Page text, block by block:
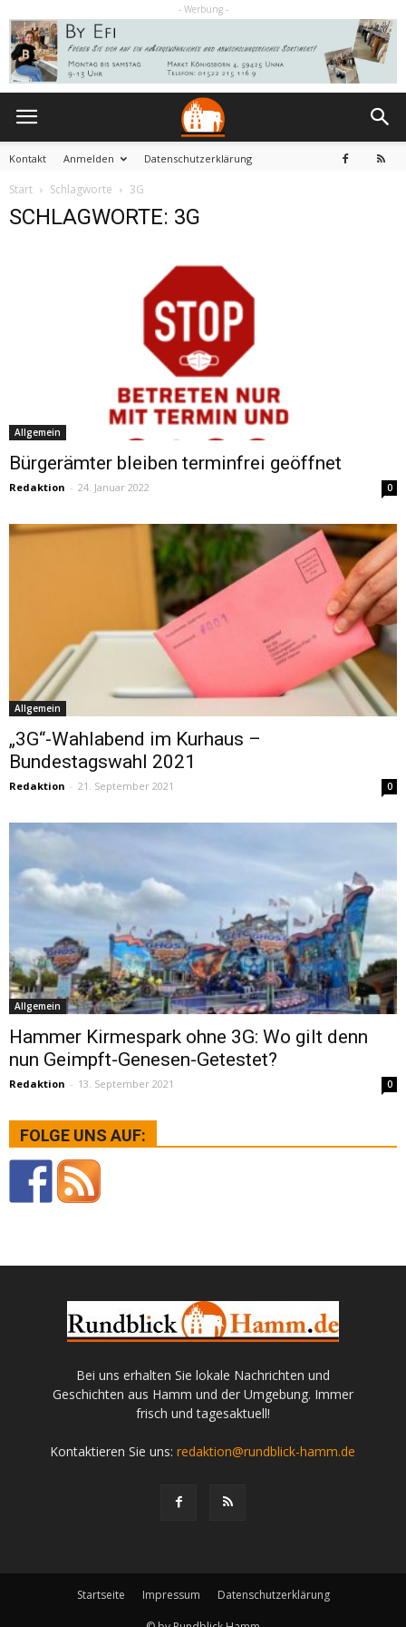
Kontakt Anmelden Datenschutzerklärung
- Werbung -
Start Schlagworte 3G
SCHLAGWORTE: 3G
Allgemein
Bürgerämter bleiben terminfrei geöffnet
Redaktion - 24. Januar 2022 0
Allgemein
„3G“-Wahlabend im Kurhaus –
Bundestagswahl 2021
Redaktion - 21. September 2021 0
Allgemein
Hammer Kirmespark ohne 3G: Wo gilt denn
nun Geimpft-Genesen-Getestet?
Redaktion - 13. September 2021 0
FOLGE UNS AUF:
Bei uns erhalten Sie lokale Nachrichten und
Geschichten aus Hamm und der Umgebung. Immer
frisch und tagesaktuell!
Kontaktieren Sie uns:redaktion@rundblick-hamm.de
Startseite Impressum Datenschutzerklärung